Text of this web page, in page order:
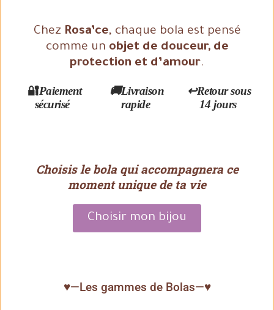
Chez Rosa’ce, chaque bola est pensé
comme un objet de douceur, de
protection et d’amour.
🔐Paiement
sécurisé
🚚Livraison
rapide
↩️Retour sous
14 jours
Choisis le bola qui accompagnera ce
moment unique de ta vie
Choisir mon bijou
♥—Les gammes de Bolas—♥